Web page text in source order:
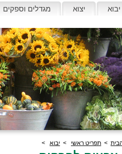
יבוא יצוא מגדלים וספקים
> תפריט ראשי > יבוא >